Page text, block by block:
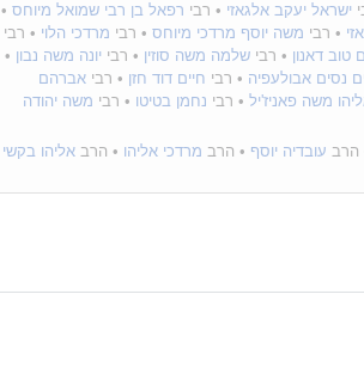
ישראל יעקב אלגאזי • רבי רפאל בן רבי שמואל מיוחס •
• רבי משה יוסף מרדכי מיוחס • רבי מרדכי הלוי • רבי
טוב דאנון • רבי שלמה משה סוזין • רבי יונה משה נבון •
נסים אבולעפיה • רבי חיים דוד חזן • רבי אברהם
משה פאניז'יל • רבי נחמן בטיטו • רבי משה יהודה
הרב עובדיה יוסף • הרב מרדכי אליהו • הרב אליהו בקשי